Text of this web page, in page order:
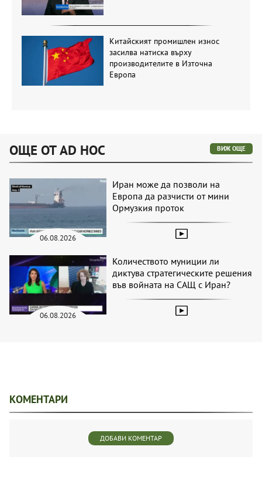
Китайският промишлен износ
засилва натиска върху
производителите в Източна
Европа
ОЩЕ ОТ AD HOC ВИЖ ОЩЕ
06.08.2026
Иран може да позволи на
Европа да разчисти от мини
Ормузкия проток
06.08.2026
Количеството муниции ли
диктува стратегическите решения
във войната на САЩ с Иран?
КОМЕНТАРИ
ДОБАВИ КОМЕНТАР